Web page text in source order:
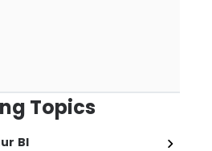
Topics
BI